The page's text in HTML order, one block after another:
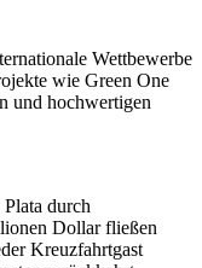
Wettbewerbe
wie Green One
und hochwertigen
durch
Dollar fließen
Kreuzfahrtgast